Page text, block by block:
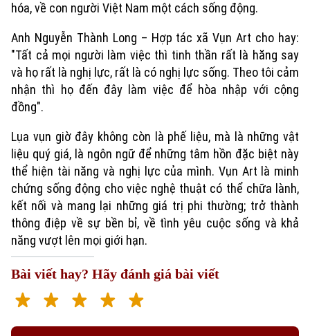
Xu hướng
hóa, về con người Việt Nam một cách sống động.
Anh Nguyễn Thành Long – Hợp tác xã Vụn Art cho hay:
"Tất cả mọi người làm việc thì tinh thần rất là hăng say
và họ rất là nghị lực, rất là có nghị lực sống. Theo tôi cảm
nhận thì họ đến đây làm việc để hòa nhập với cộng
đồng".
Lụa vụn giờ đây không còn là phế liệu, mà là những vật
liệu quý giá, là ngôn ngữ để những tâm hồn đặc biệt này
thể hiện tài năng và nghị lực của mình. Vụn Art là minh
chứng sống động cho việc nghệ thuật có thể chữa lành,
kết nối và mang lại những giá trị phi thường; trở thành
thông điệp về sự bền bỉ, về tình yêu cuộc sống và khả
năng vượt lên mọi giới hạn.
Bài viết hay? Hãy đánh giá bài viết